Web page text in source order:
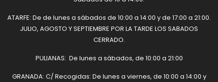
ATARFE: De de lunes a sábados de 10:00 a 14:00 y de 17:00 a 21:00.
JULIO, AGOSTO Y SEPTIEMBRE POR LA TARDE LOS SABADOS
CERRADO.
PULIANAS: De lunes a sábados, de 10:00 a 21:00
GRANADA: C/ Recogidas: De lunes a viernes, de 10:00 a 14:00 y